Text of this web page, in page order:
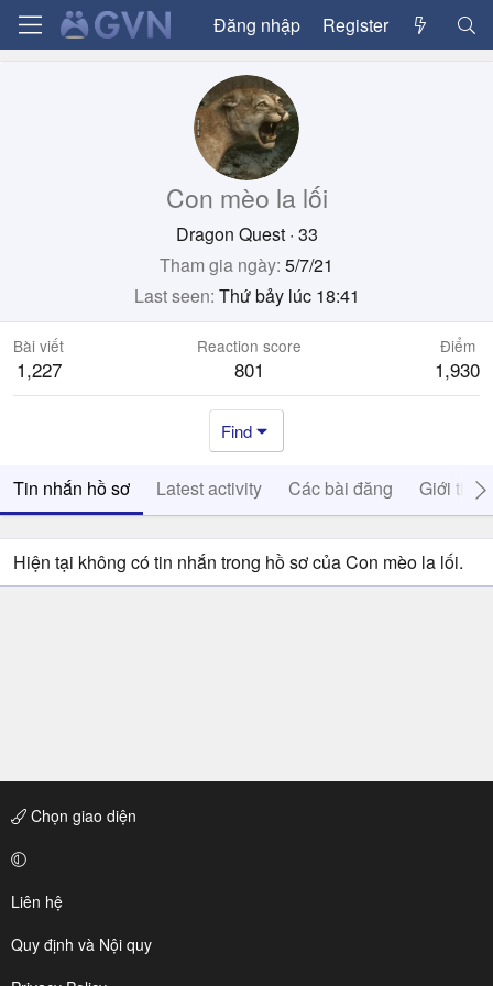
Đăng nhập Register
Con mèo la lối
Dragon Quest · 33
Tham gia ngày 5/7/21
Last seen Thứ bảy lúc 18:41
Bài viết
1,227
Reaction score
801
Điểm
1,930
Find
Tin nhắn hồ sơ Latest activity Các bài đăng Giới thiệu
Hiện tại không có tin nhắn trong hồ sơ của Con mèo la lối.
Chọn giao diện
Liên hệ
Quy định và Nội quy